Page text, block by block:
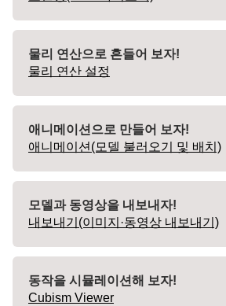
물리 연산으로 흔들어 보자!
물리 연산 설정
애니메이션으로 만들어 보자!
애니메이션(모델 불러오기 및 배치)
모델과 동영상을 내보내자!
내보내기(이미지·동영상 내보내기)
동작을 시뮬레이션해 보자!
Cubism Viewer